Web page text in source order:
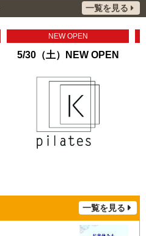
一覧を見る
NEW OPEN
4/3（金）NEW OPEN
一覧を見る